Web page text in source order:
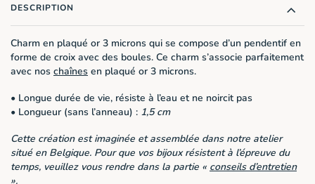
DESCRIPTION
Charm en plaqué or 3 microns qui se compose d’un pendentif en
forme de croix avec des boules. Ce charm s’associe parfaitement
avec nos chaînes en plaqué or 3 microns.
• Longue durée de vie, résiste à l’eau et ne noircit pas
• Longueur (sans l’anneau) : 1,5 cm
Cette création est imaginée et assemblée dans notre atelier
situé en Belgique. Pour que vos bijoux résistent à l’épreuve du
temps, veuillez vous rendre dans la partie « conseils d’entretien
».